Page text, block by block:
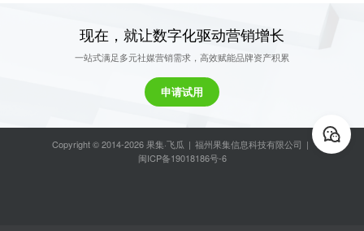
现在，就让数字化驱动营销增长
一站式满足多元社媒营销需求，高效赋能品牌资产积累
申请试用
Copyright © 2014-2026 果集·飞瓜 | 福州果集信息科技有限公司 |
闽ICP备19018186号-6